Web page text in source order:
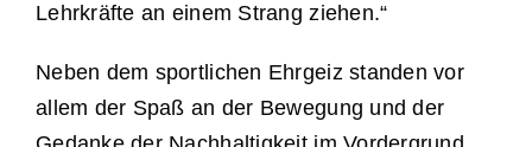
Lehrkräfte an einem Strang ziehen.“
Neben dem sportlichen Ehrgeiz standen vor
allem der Spaß an der Bewegung und der